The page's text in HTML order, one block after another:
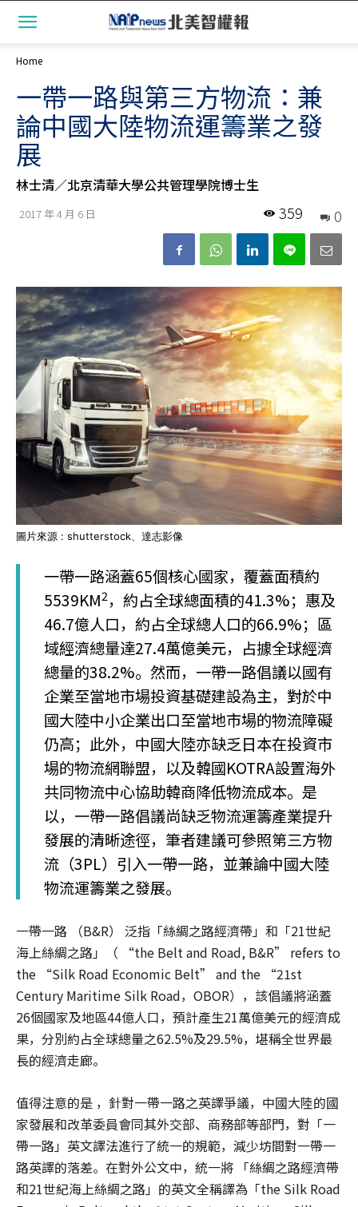
Home
一帶一路與第三方物流：兼
論中國大陸物流運籌業之發
展
林士清／北京清華大學公共管理學院博士生
2017 年 4 月 6 日 0
359
圖片來源 : shutterstock、達志影像
一帶一路涵蓋65個核心國家，覆蓋面積約
5539KM2，約占全球總面積的41.3%；惠及
46.7億人口，約占全球總人口的66.9%；區
域經濟總量達27.4萬億美元，占據全球經濟
總量的38.2%。然而，一帶一路倡議以國有
企業至當地市場投資基礎建設為主，對於中
國大陸中小企業出口至當地市場的物流障礙
仍高；此外，中國大陸亦缺乏日本在投資市
場的物流網聯盟，以及韓國KOTRA設置海外
共同物流中心協助韓商降低物流成本。是
以，一帶一路倡議尚缺乏物流運籌產業提升
發展的清晰途徑，筆者建議可參照第三方物
流（3PL）引入一帶一路，並兼論中國大陸
物流運籌業之發展。
一帶一路 （B&R） 泛指「絲綢之路經濟帶」和「21世紀
海上絲綢之路」（ “the Belt and Road, B&R” refers to
the “Silk Road Economic Belt” and the “21st
Century Maritime Silk Road，OBOR），該倡議將涵蓋
26個國家及地區44億人口，預計產生21萬億美元的經濟成
果，分別約占全球總量之62.5%及29.5%，堪稱全世界最
長的經濟走廊。
值得注意的是 ，針對一帶一路之英譯爭議，中國大陸的國
家發展和改革委員會同其外交部、商務部等部門，對「一
帶一路」英文譯法進行了統一的規範，減少坊間對一帶一
路英譯的落差。在對外公文中，統一將 「絲綢之路經濟帶
和21世紀海上絲綢之路」的英文全稱譯為「the Silk Road